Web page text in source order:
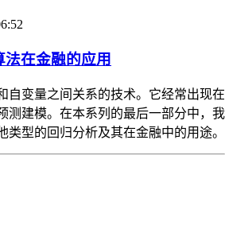
在金融的应用
自变量之间关系的技术。它经常出现在
测建模。在本系列的最后一部分中，我
类型的回归分析及其在金融中的用途。